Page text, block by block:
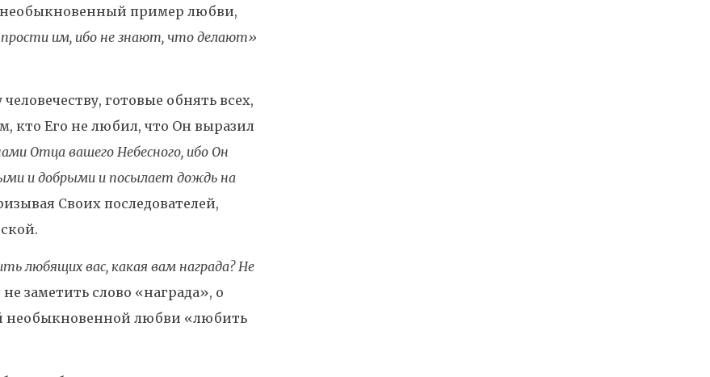
пример любви,
им, ибо не знают, что делают»
готовые обнять всех,
кто Его не любил, что Он выразил
Отца вашего Небесного, ибо Он
и добрыми и посылает дождь на
Своих последователей,
любящих вас, какая вам награда? Не
заметить слово «награда», о
необыкновенной любви «любить